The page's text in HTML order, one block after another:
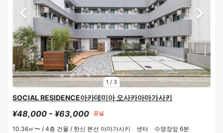
1 / 3
SOCIAL RESIDENCE아카데미아 오사카아마가사키
¥48,000 - ¥63,000 공실
10.36㎡〜 / 4층 건물 / 한신 본선 아마가사키 센터 수영장앞 6분